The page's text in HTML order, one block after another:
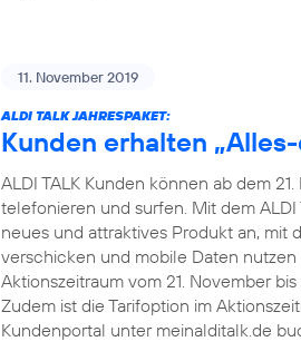
11. November 2019
ALDI TALK JAHRESPAKET:
Kunden erhalten
ALDI TALK Kunden können ab dem
telefonieren und surfen. Mit dem
neues und attraktives Produkt an, mit
verschicken und mobile Daten
Aktionszeitraum vom 21. November
Zudem ist die Tarifoption im
Kundenportal unter meinalditalk.de